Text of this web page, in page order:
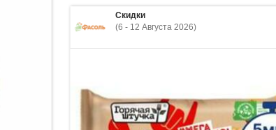
Скидки
(6 - 12 Августа 2026)